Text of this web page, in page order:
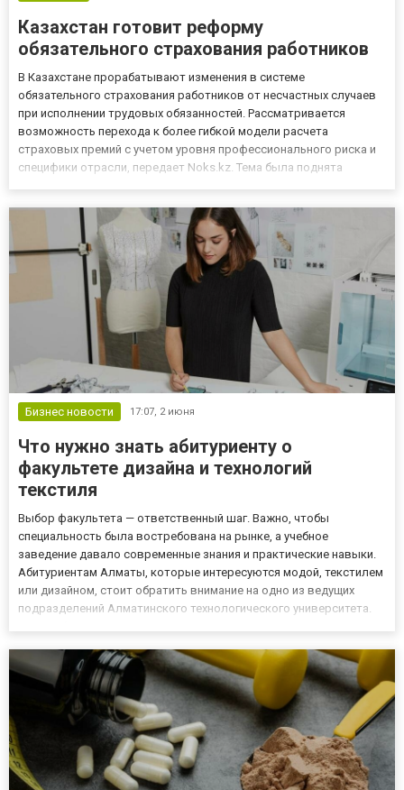
Казахстан готовит реформу
обязательного страхования работников
В Казахстане прорабатывают изменения в системе
обязательного страхования работников от несчастных случаев
при исполнении трудовых обязанностей. Рассматривается
возможность перехода к более гибкой модели расчета
страховых премий с учетом уровня профессионального риска и
специфики отрасли, передает Noks.kz. Тема была поднята
низким уровнем произ...
Бизнес новости 17:07, 2 июня
Что нужно знать абитуриенту о
факультете дизайна и технологий
текстиля
Выбор факультета — ответственный шаг. Важно, чтобы
специальность была востребована на рынке, а учебное
заведение давало современные знания и практические навыки.
Абитуриентам Алматы, которые интересуются модой, текстилем
или дизайном, стоит обратить внимание на одно из ведущих
подразделений Алматинского технологического университета.
готов...